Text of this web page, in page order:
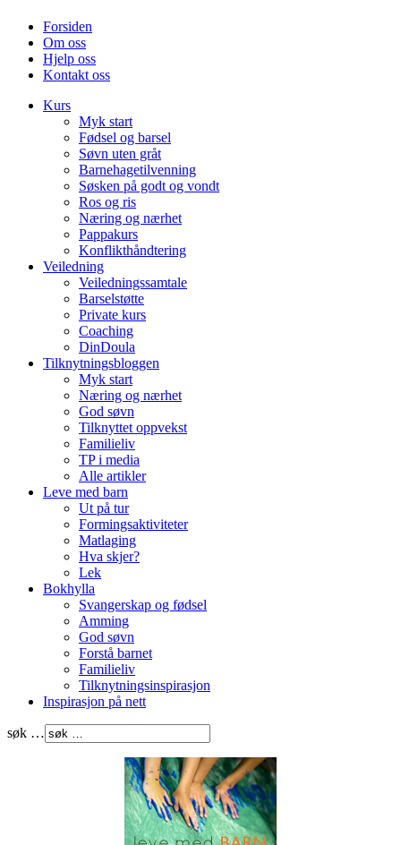
Forsiden
Om oss
Hjelp oss
Kontakt oss
Kurs
Myk start
Fødsel og barsel
Søvn uten gråt
Barnehagetilvenning
Søsken på godt og vondt
Ros og ris
Næring og nærhet
Pappakurs
Konflikthåndtering
Veiledning
Veiledningssamtale
Barselstøtte
Private kurs
Coaching
DinDoula
Tilknytningsbloggen
Myk start
Næring og nærhet
God søvn
Tilknyttet oppvekst
Familieliv
TP i media
Alle artikler
Leve med barn
Ut på tur
Formingsaktiviteter
Matlaging
Hva skjer?
Lek
Bokhylla
Svangerskap og fødsel
Amming
God søvn
Forstå barnet
Familieliv
Tilknytningsinspirasjon
Inspirasjon på nett
søk …